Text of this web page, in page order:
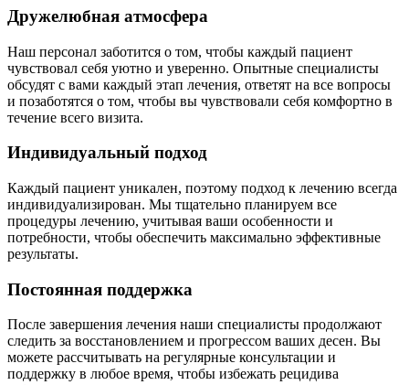
Дружелюбная атмосфера
Наш персонал заботится о том, чтобы каждый пациент
чувствовал себя уютно и уверенно. Опытные специалисты
обсудят с вами каждый этап лечения, ответят на все вопросы
и позаботятся о том, чтобы вы чувствовали себя комфортно в
течение всего визита.
Индивидуальный подход
Каждый пациент уникален, поэтому подход к лечению всегда
индивидуализирован. Мы тщательно планируем все
процедуры лечению, учитывая ваши особенности и
потребности, чтобы обеспечить максимально эффективные
результаты.
Постоянная поддержка
После завершения лечения наши специалисты продолжают
следить за восстановлением и прогрессом ваших десен. Вы
можете рассчитывать на регулярные консультации и
поддержку в любое время, чтобы избежать рецидива